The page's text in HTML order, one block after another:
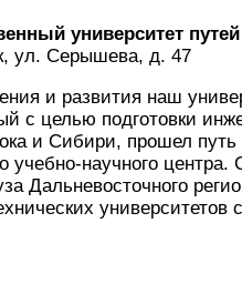
университет
ул. Серышева, д. 47
и развития наш
с целью подготовки
и Сибири, прошел путь
учебно-научного
Дальневосточного
университетов